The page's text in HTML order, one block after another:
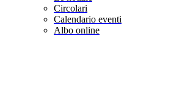
Circolari
Calendario eventi
Albo online